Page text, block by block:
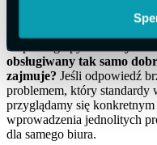
Standaryzacja procesów
do prostego pytania:
obsługiwany tak samo
zajmuje? Jeśli odpowiedź
problemem, który standardy
przyglądamy się
wprowadzenia jednolitych
dla samego biura.